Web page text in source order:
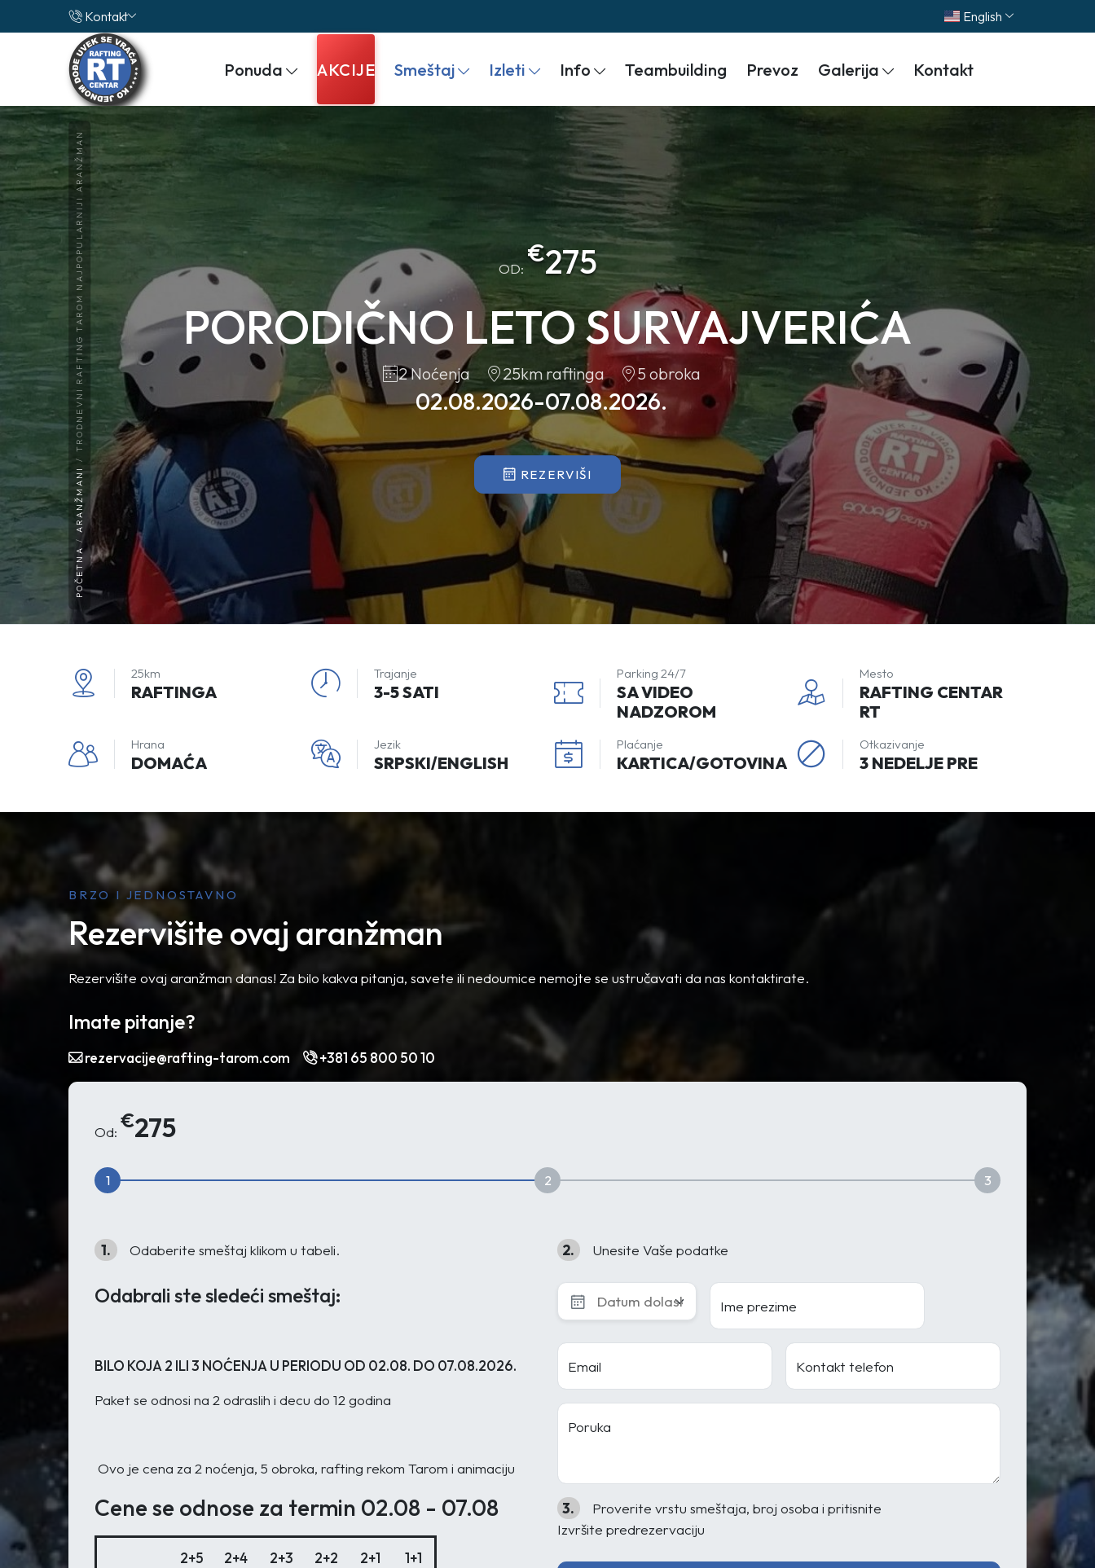
Kontakt English
Ponuda AKCIJE Smeštaj Izleti Info Teambuilding Prevoz Galerija Kontakt
OD:
€275
PORODIČNO LETO SURVAJVERIĆA
2 Noćenja 25km raftinga 5 obroka
02.08.2026-07.08.2026.
REZERVIŠI
POČETNA
ARANŽMANI
TRODNEVNI RAFTING TAROM NAJPOPULARNIJI ARANŽMAN
25km
RAFTINGA
Trajanje
3-5 SATI
Parking 24/7
SA VIDEO
NADZOROM
Mesto
RAFTING CENTAR
RT
Hrana
DOMAĆA
Jezik
SRPSKI/ENGLISH
Plaćanje
KARTICA/GOTOVINA
Otkazivanje
3 NEDELJE PRE
BRZO I JEDNOSTAVNO
Rezervišite ovaj aranžman
Rezervišite ovaj aranžman danas! Za bilo kakva pitanja, savete ili nedoumice nemojte se ustručavati da nas kontaktirate.
Imate pitanje?
rezervacije@rafting-tarom.com +381 65 800 50 10
Od: €275
1 2 3
1. Odaberite smeštaj klikom u tabeli.
Odabrali ste sledeći smeštaj:
BILO KOJA 2 ILI 3 NOĆENJA U PERIODU OD 02.08. DO 07.08.2026.
Paket se odnosi na 2 odraslih i decu do 12 godina
Ovo je cena za 2 noćenja, 5 obroka, rafting rekom Tarom i animaciju
Cene se odnose za termin 02.08 - 07.08
2+5 2+4 2+3 2+2 2+1 1+1
2. Unesite Vaše podatke
Ime prezime
Email Kontakt telefon
Poruka
3.
Proverite vrstu smeštaja, broj osoba i pritisnite
Izvršite predrezervaciju